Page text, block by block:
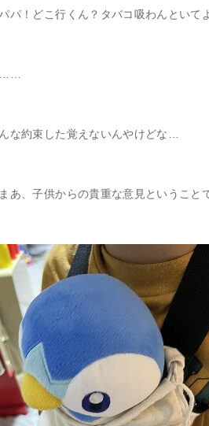
パ！どこ行くん？タバコ吸わんといて
な約束した覚えないんやけどな…
あ、子供からの貴重な意見というこ